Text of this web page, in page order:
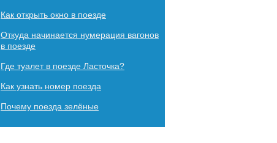
Как​ ​открыть​ ​окно​ ​в​ ​поезде
Откуда начинается нумерация вагонов
в поезде
Где туалет в поезде Ласточка?
Как узнать номер поезда
Почему поезда зелёные